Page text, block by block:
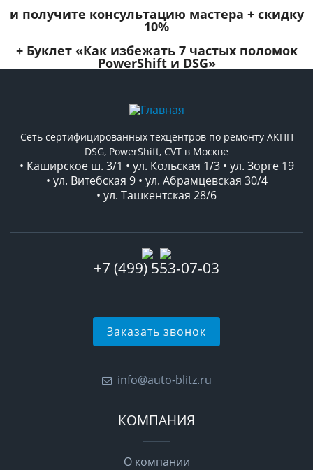
и получите консультацию мастера + скидку
10%
+ Буклет «Как избежать 7 частых поломок
PowerShift и DSG»
Сеть сертифицированных техцентров по ремонту АКПП
DSG, PowerShift, CVT в Москве
• Каширское ш. 3/1 • ул. Кольская 1/3 • ул. Зорге 19
• ул. Витебская 9 • ул. Абрамцевская 30/4
• ул. Ташкентская 28/6
+7 (499) 553-07-03
Заказать звонок
info@auto-blitz.ru
КОМПАНИЯ
О компании